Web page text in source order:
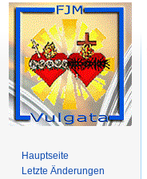
Hauptseite
Letzte Änderungen